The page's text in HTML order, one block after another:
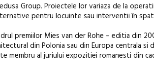
Group. Proiectele lor variaza de la operatii
pentru locuinte sau interventii în
premiilor Mies van der Rohe – editia din
din Polonia sau din Europa centrala si
membru al juriului expozitiei romanesti din